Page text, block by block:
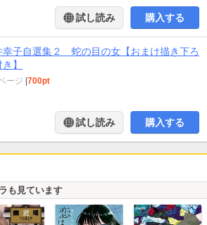
試し読み 購入する
幸子自選集２ 蛇の目の女【おまけ描き下ろ
】
ージ 700pt
試し読み 購入する
も見ています